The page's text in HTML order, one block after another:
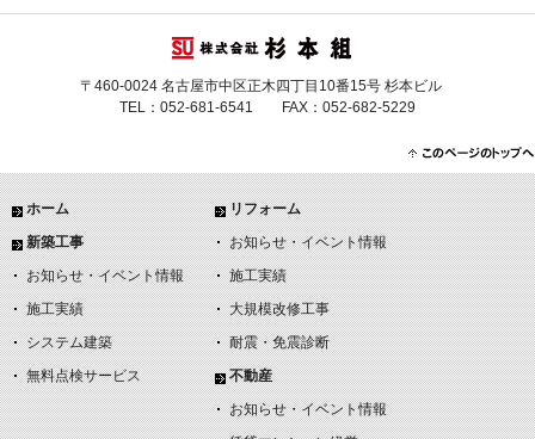
〒460-0024 名古屋市中区正木四丁目10番15号 杉本ビル
TEL：052-681-6541 FAX：052-682-5229
ホーム
新築工事
お知らせ・イベント情報
施工実績
システム建築
無料点検サービス
リフォーム
お知らせ・イベント情報
施工実績
大規模改修工事
耐震・免震診断
不動産
お知らせ・イベント情報